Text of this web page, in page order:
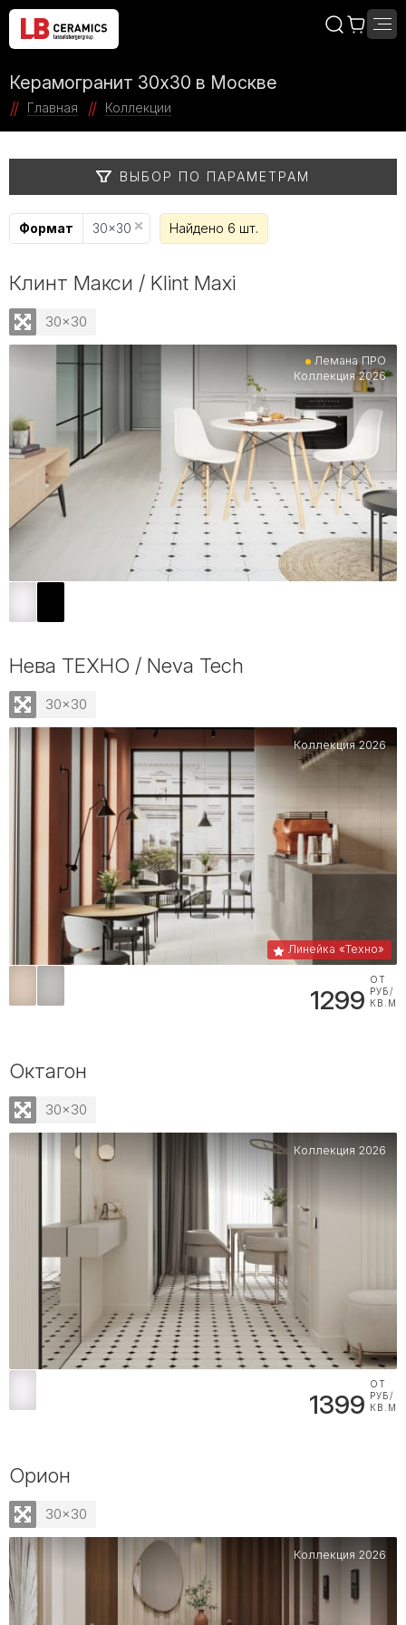
Керамогранит 30x30 в Москве
Главная Коллекции
ВЫБОР ПО ПАРАМЕТРАМ
Формат 30x30 Найдено 6 шт.
Клинт Макси / Klint Maxi
30x30
Лемана ПРО
Коллекция 2026
Нева ТЕХНО / Neva Tech
30x30
Коллекция 2026
Линейка «Техно»
1299
ОТ
РУБ/
КВ.М
Октагон
30x30
Коллекция 2026
1399
ОТ
РУБ/
КВ.М
Орион
30x30
Коллекция 2026